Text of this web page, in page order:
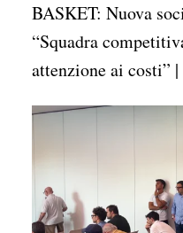
BASKET: Nuova
“Squadra
attenzione ai costi”